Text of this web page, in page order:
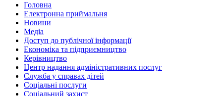
Головна
Електронна приймальня
Новини
Медіа
Доступ до публічної інформації
Економіка та підприємництво
Керівництво
Центр надання адміністративних послуг
Служба у справах дітей
Соціальні послуги
Соціальний захист